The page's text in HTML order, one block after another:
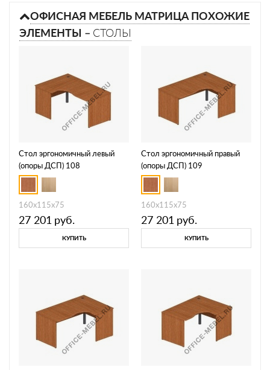
ОФИСНАЯ МЕБЕЛЬ МАТРИЦА ПОХОЖИЕ
ЭЛЕМЕНТЫ – СТОЛЫ
Стол эргономичный левый
(опоры ДСП) 108
160x115x75
27 201 руб.
КУПИТЬ
Стол эргономичный правый
(опоры ДСП) 109
160x115x75
27 201 руб.
КУПИТЬ